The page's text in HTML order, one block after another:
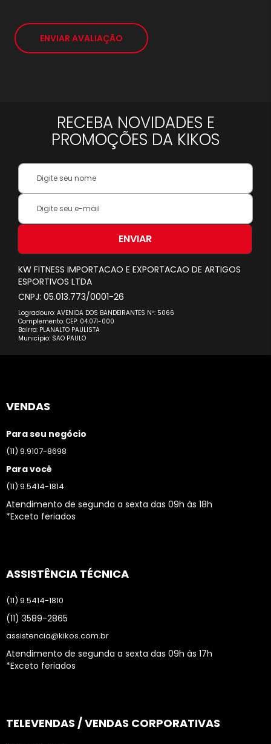
ENVIAR AVALIAÇÃO
RECEBA NOVIDADES E
PROMOÇÕES DA KIKOS
Your
Name:
Inscreva-
na
Newsletter:
ENVIAR
KW FITNESS IMPORTACAO E EXPORTACAO DE ARTIGOS
ESPORTIVOS LTDA
CNPJ: 05.013.773/0001-26
Logradouro: AVENIDA DOS BANDEIRANTES Nº: 5066
Complemento: CEP: 04.071-000
Bairro: PLANALTO PAULISTA
Município: SAO PAULO
VENDAS
Para seu negócio
(11) 9.9107-8698
Para você
(11) 9.5414-1814
Atendimento de segunda a sexta das 09h às 18h
*Exceto feriados
ASSISTÊNCIA TÉCNICA
(11) 9.5414-1810
(11) 3589-2865
assistencia@kikos.com.br
Atendimento de segunda a sexta das 09h às 17h
*Exceto feriados
TELEVENDAS / VENDAS CORPORATIVAS